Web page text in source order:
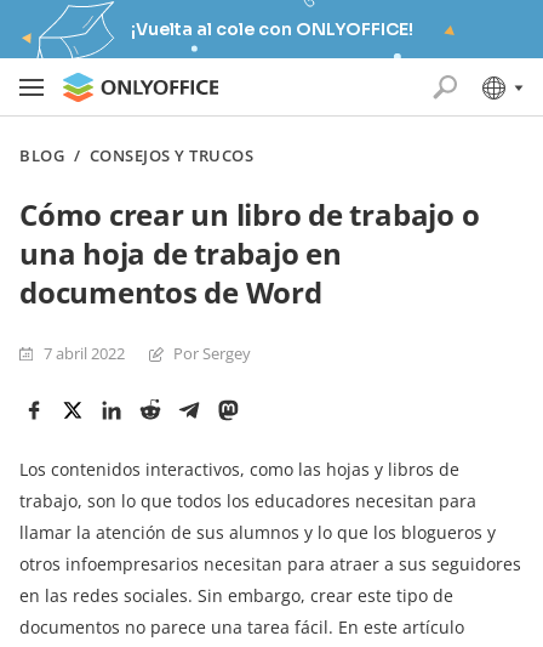
¡Vuelta al cole con ONLYOFFICE!
BLOG / CONSEJOS Y TRUCOS
Cómo crear un libro de trabajo o
una hoja de trabajo en
documentos de Word
7 abril 2022 Por Sergey
Los contenidos interactivos, como las hojas y libros de
trabajo, son lo que todos los educadores necesitan para
llamar la atención de sus alumnos y lo que los blogueros y
otros infoempresarios necesitan para atraer a sus seguidores
en las redes sociales. Sin embargo, crear este tipo de
documentos no parece una tarea fácil. En este artículo